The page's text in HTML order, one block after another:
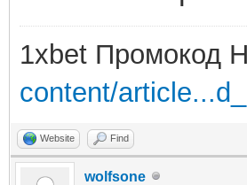
1xbet Промокод
content/
Website Find
wolfsone